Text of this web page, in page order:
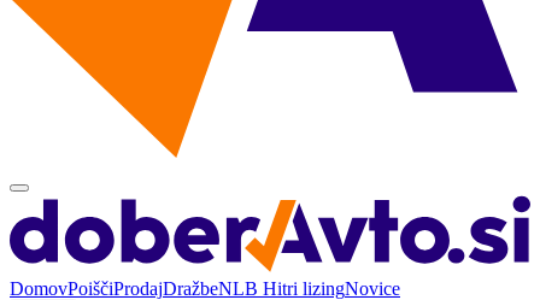
DomovPoiščiProdajDražbeNLB Hitri lizingNovice